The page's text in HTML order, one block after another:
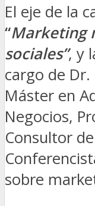
El eje de la
“Marketing
sociales”, y
cargo de Dr.
Máster en
Negocios,
Consultor
sobre